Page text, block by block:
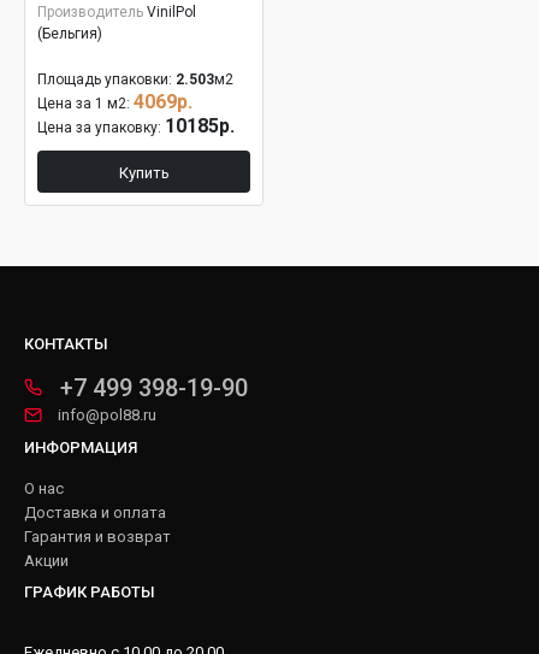
Производитель VinilPol
(Бельгия)
Площадь упаковки: 2.503м2
Цена за 1 м2: 4069р.
Цена за упаковку: 10185р.
Купить
КОНТАКТЫ
+7 499 398-19-90
info@pol88.ru
ИНФОРМАЦИЯ
О нас
Доставка и оплата
Гарантия и возврат
Акции
ГРАФИК РАБОТЫ